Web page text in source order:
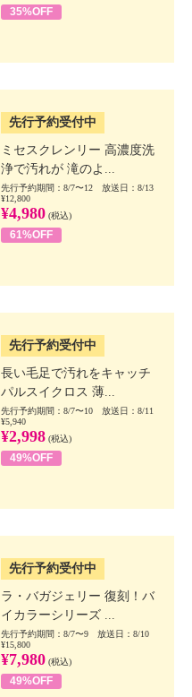
35%OFF
先行予約受付中
ミセスクレンリー 高濃度洗
浄で汚れが 滝のよ...
先行予約期間：8/7〜12 放送日：8/13
¥12,800
¥4,980 (税込)
61%OFF
先行予約受付中
長い毛足で汚れをキャッチ
パルスイクロス 薄...
先行予約期間：8/7〜10 放送日：8/11
¥5,940
¥2,998 (税込)
49%OFF
先行予約受付中
ラ・バガジェリー 復刻！バ
イカラーシリーズ ...
先行予約期間：8/7〜9 放送日：8/10
¥15,800
¥7,980 (税込)
49%OFF